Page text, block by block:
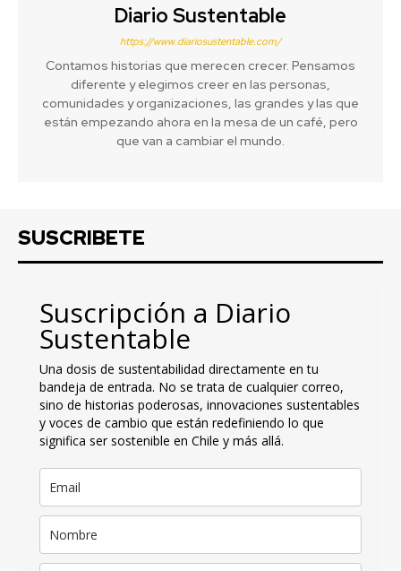
Diario Sustentable
https://www.diariosustentable.com/
Contamos historias que merecen crecer. Pensamos
diferente y elegimos creer en las personas,
comunidades y organizaciones, las grandes y las que
están empezando ahora en la mesa de un café, pero
que van a cambiar el mundo.
SUSCRIBETE
Suscripción a Diario
Sustentable
Una dosis de sustentabilidad directamente en tu
bandeja de entrada. No se trata de cualquier correo,
sino de historias poderosas, innovaciones sustentables
y voces de cambio que están redefiniendo lo que
significa ser sostenible en Chile y más allá.